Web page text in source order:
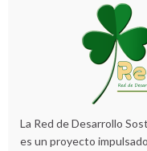
La Red de Desarrollo
es un proyecto